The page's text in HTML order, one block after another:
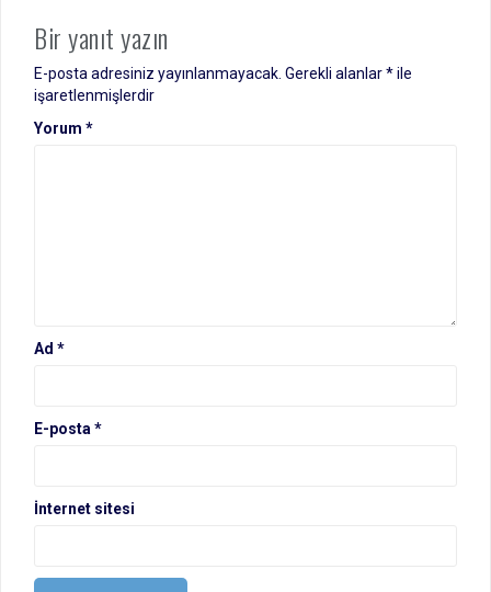
Bir yanıt yazın
E-posta adresiniz yayınlanmayacak. Gerekli alanlar*ile
işaretlenmişlerdir
Yorum *
Ad *
E-posta *
İnternet sitesi